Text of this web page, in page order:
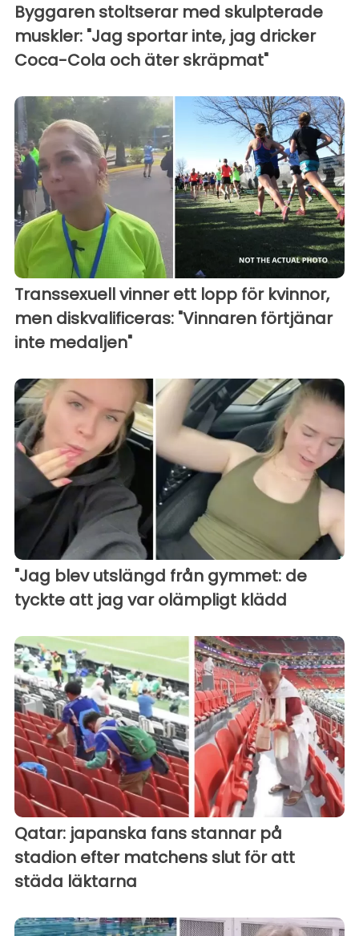
Byggaren stoltserar med skulpterade
muskler: "Jag sportar inte, jag dricker
Coca-Cola och äter skräpmat"
Transsexuell vinner ett lopp för kvinnor,
men diskvalificeras: "Vinnaren förtjänar
inte medaljen"
"Jag blev utslängd från gymmet: de
tyckte att jag var olämpligt klädd
Qatar: japanska fans stannar på
stadion efter matchens slut för att
städa läktarna